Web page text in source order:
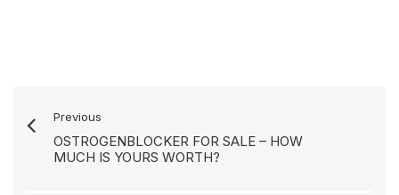
Previous
OSTROGENBLOCKER FOR SALE – HOW
MUCH IS YOURS WORTH?